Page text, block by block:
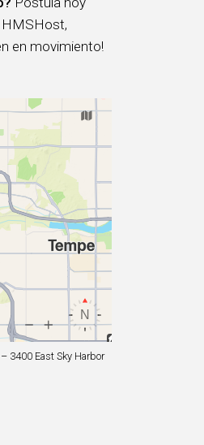
HMSHost,
en movimiento!
– 3400 East Sky Harbor